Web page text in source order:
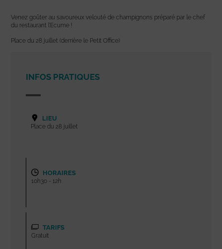
Venez goûter au savoureux velouté de champignons préparé par le chef
du restaurant l’Ecume !
Place du 28 juillet (derrière le Petit Office)
INFOS PRATIQUES
LIEU
Place du 28 juillet
HORAIRES
10h30 - 12h
TARIFS
Gratuit